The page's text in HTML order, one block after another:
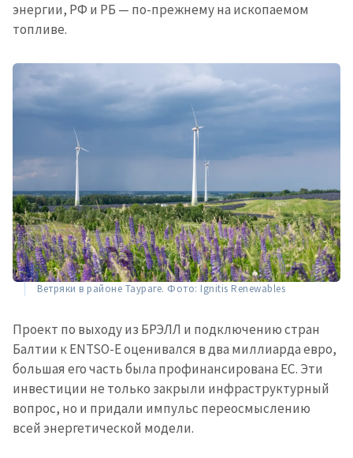
энергии, РФ и РБ — по-прежнему на ископаемом
топливе.
Ветряки в районе Таураге. Фото: Ignitis Renewables
Проект по выходу из БРЭЛЛ и подключению стран
Балтии к ENTSO-E оценивался в два миллиарда евро,
большая его часть была профинансирована ЕС. Эти
инвестиции не только закрыли инфраструктурный
вопрос, но и придали импульс переосмыслению
всей энергетической модели.
МОЯ НОВОСТЬ
Заголовок новости
+ Добавить
заголовок
Фотография
изображение
Ссылка на медиа
+ Добавить ссылку на